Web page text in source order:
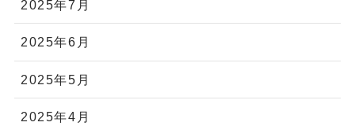
2025年7月
2025年6月
2025年5月
2025年4月